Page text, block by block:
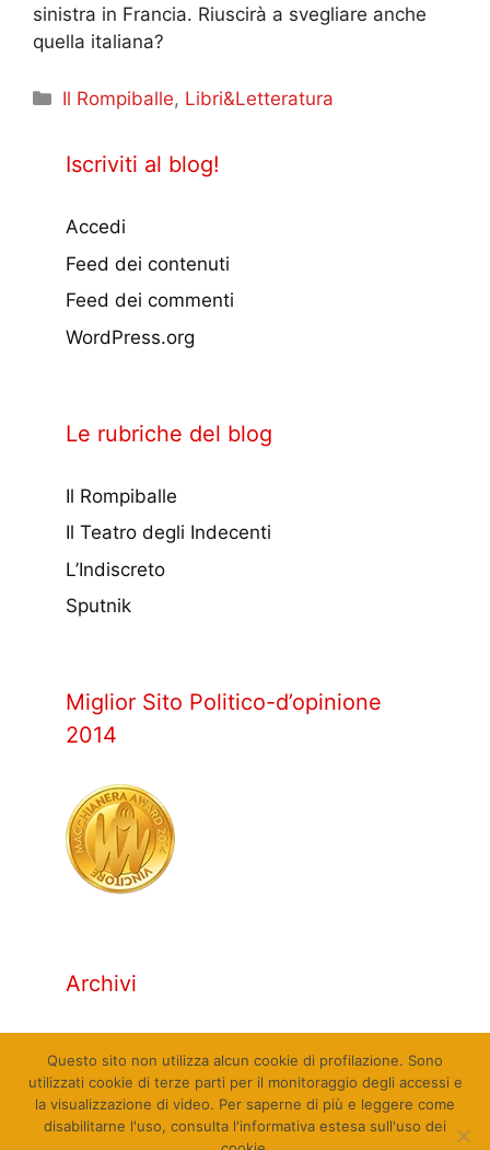
sinistra in Francia. Riuscirà a svegliare anche
quella italiana?
Categorie
Il Rompiballe, Libri&Letteratura
Iscriviti al blog!
Accedi
Feed dei contenuti
Feed dei commenti
WordPress.org
Le rubriche del blog
Il Rompiballe
Il Teatro degli Indecenti
L’Indiscreto
Sputnik
Miglior Sito Politico-d’opinione
2014
Archivi
Questo sito non utilizza alcun cookie di profilazione. Sono
utilizzati cookie di terze parti per il monitoraggio degli accessi e
la visualizzazione di video. Per saperne di più e leggere come
disabilitarne l'uso, consulta l'informativa estesa sull'uso dei